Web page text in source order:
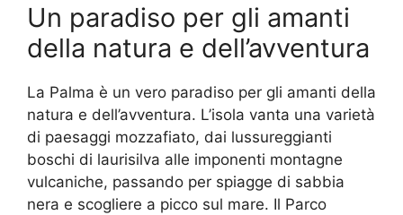
Un paradiso per gli amanti
della natura e dell’avventura
La Palma è un vero paradiso per gli amanti della
natura e dell’avventura. L’isola vanta una varietà
di paesaggi mozzafiato, dai lussureggianti
boschi di laurisilva alle imponenti montagne
vulcaniche, passando per spiagge di sabbia
nera e scogliere a picco sul mare. Il Parco